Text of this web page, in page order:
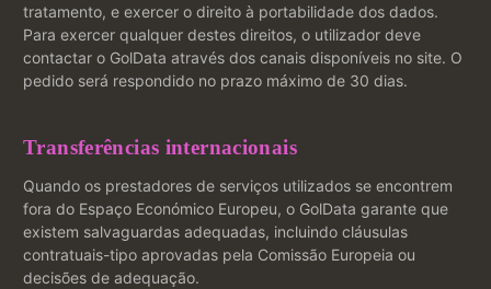
tratamento, e exercer o direito à portabilidade dos dados.
Para exercer qualquer destes direitos, o utilizador deve
contactar o GolData através dos canais disponíveis no site. O
pedido será respondido no prazo máximo de 30 dias.
Transferências internacionais
Quando os prestadores de serviços utilizados se encontrem
fora do Espaço Económico Europeu, o GolData garante que
existem salvaguardas adequadas, incluindo cláusulas
contratuais-tipo aprovadas pela Comissão Europeia ou
decisões de adequação.